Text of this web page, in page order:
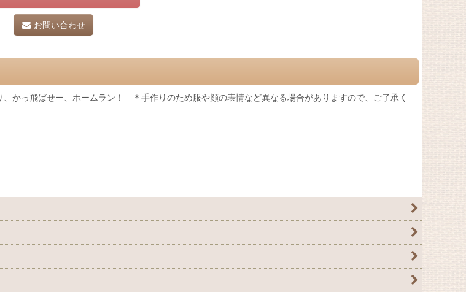
お問い合わせ
かっ飛ばせー、ホームラン！ ＊手作りのため服や顔の表情など異なる場合がありますので、ご了承く